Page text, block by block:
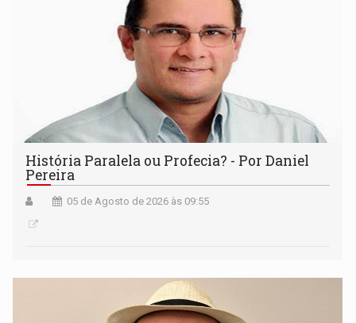
História Paralela ou Profecia? - Por Daniel
Pereira
05 de Agosto de 2026 às 09:55